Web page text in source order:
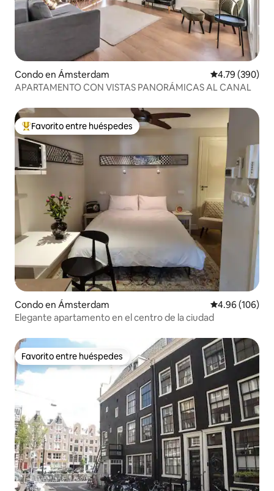
Condo en Ámsterdam Calificación
4.79 (390)
APARTAMENTO CON VISTAS PANORÁMICAS AL CANAL
Favorito entre huéspedes preferido
Favorito entre huéspedes
Condo en Ámsterdam Calificación
4.96 (106)
Elegante apartamento en el centro de la ciudad
Favorito entre huéspedes
Favorito entre huéspedes